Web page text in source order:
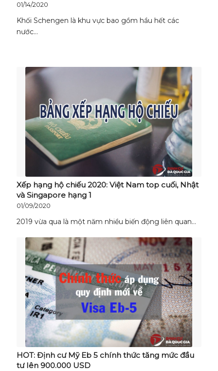
01/14/2020
Khối Schengen là khu vực bao gồm hầu hết các
nước…
Xếp hạng hộ chiếu 2020: Việt Nam top cuối, Nhật
và Singapore hạng 1
01/09/2020
2019 vừa qua là một năm nhiều biến động liên quan…
HOT: Định cư Mỹ Eb 5 chính thức tăng mức đầu
tư lên 900.000 USD